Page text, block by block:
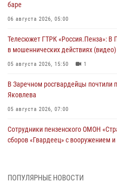
баре
06 августа 2026, 05:00
Телесюжет ГТРК «Россия.Пенза»: В
в мошеннических действиях (видео)
05 августа 2026, 15:50 1
В Заречном росгвардейцы почтили
Яковлева
05 августа 2026, 07:00
Сотрудники пензенского ОМОН
сборов «Гвардеец» с вооружением
В Пензе сотрудники Росгвардии
ПОПУЛЯРНЫЕ НОВОСТИ